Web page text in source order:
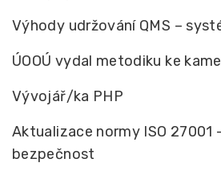
Výhody udržování QMS –
ÚOOÚ vydal metodiku ke
Vývojář/ka PHP
Aktualizace normy ISO 27001
bezpečnost